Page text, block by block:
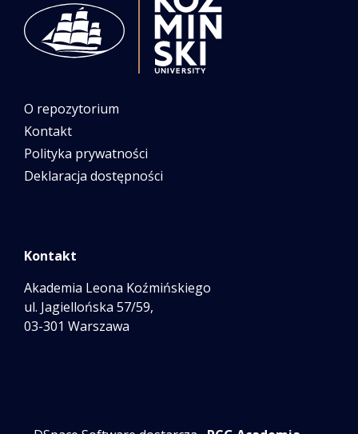
O repozytorium
Kontakt
Polityka prywatności
Deklaracja dostępności
Kontakt
Akademia Leona Koźmińskiego
ul. Jagiellońska 57/59,
03-301 Warszawa